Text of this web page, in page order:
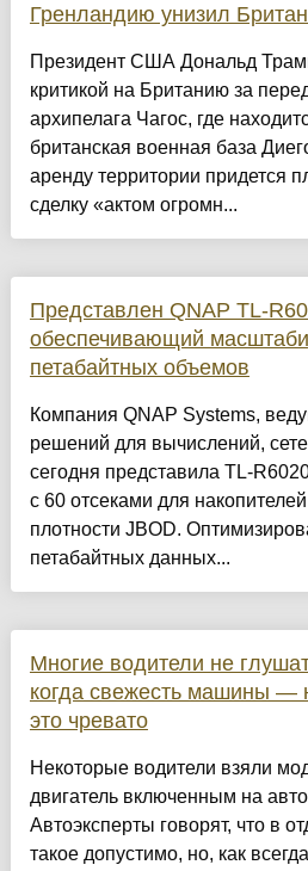
Гренландию унизил
Президент США Дональд
критикой на Британию за
архипелага Чагос, где
британская военная база
аренду территории придется
сделку «актом огромн...
Представлен QNAP TL-
обеспечивающий
петабайтных объемов
Компания QNAP Systems,
решений для вычислений,
сегодня представила TL-
с 60 отсеками для
плотности JBOD.
петабайтных данных...
Многие водители не
когда свежесть машины —
это чревато
Некоторые водители взяли
двигатель включенным на
Автоэксперты говорят, что в
такое допустимо, но, как